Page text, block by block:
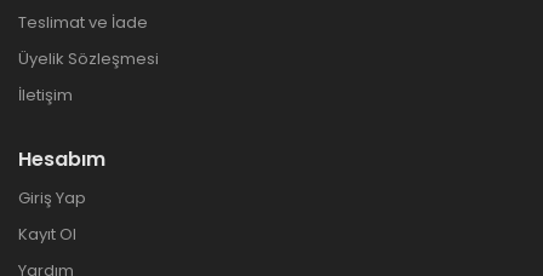
Teslimat ve İade
Üyelik Sözleşmesi
İletişim
Hesabım
Giriş Yap
Kayıt Ol
Yardım